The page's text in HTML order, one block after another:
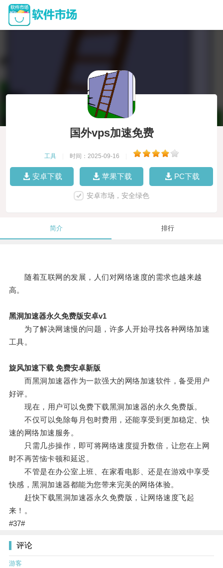
国外vps加速免费
工具 时间：2025-09-16
安卓下载 苹果下载 PC下载
安卓市场，安全绿色
简介 排行
随着互联网的发展，人们对网络速度的需求也越来越
高。
黑洞加速器永久免费版安卓v1
为了解决网速慢的问题，许多人开始寻找各种网络加速
工具。
旋风加速下载 免费安卓新版
而黑洞加速器作为一款强大的网络加速软件，备受用户
好评。
现在，用户可以免费下载黑洞加速器的永久免费版。
不仅可以免除每月包时费用，还能享受到更加稳定、快
速的网络加速服务。
只需几步操作，即可将网络速度提升数倍，让您在上网
时不再苦恼卡顿和延迟。
不管是在办公室上班、在家看电影、还是在游戏中享受
快感，黑洞加速器都能为您带来完美的网络体验。
赶快下载黑洞加速器永久免费版，让网络速度飞起
来！。
#37#
评论
游客